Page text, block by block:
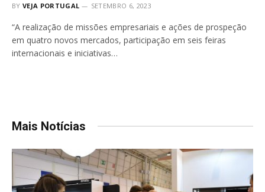
BY VEJA PORTUGAL SETEMBRO 6, 2023
“A realização de missões empresariais e ações de prospeção
em quatro novos mercados, participação em seis feiras
internacionais e iniciativas…
Mais Notícias